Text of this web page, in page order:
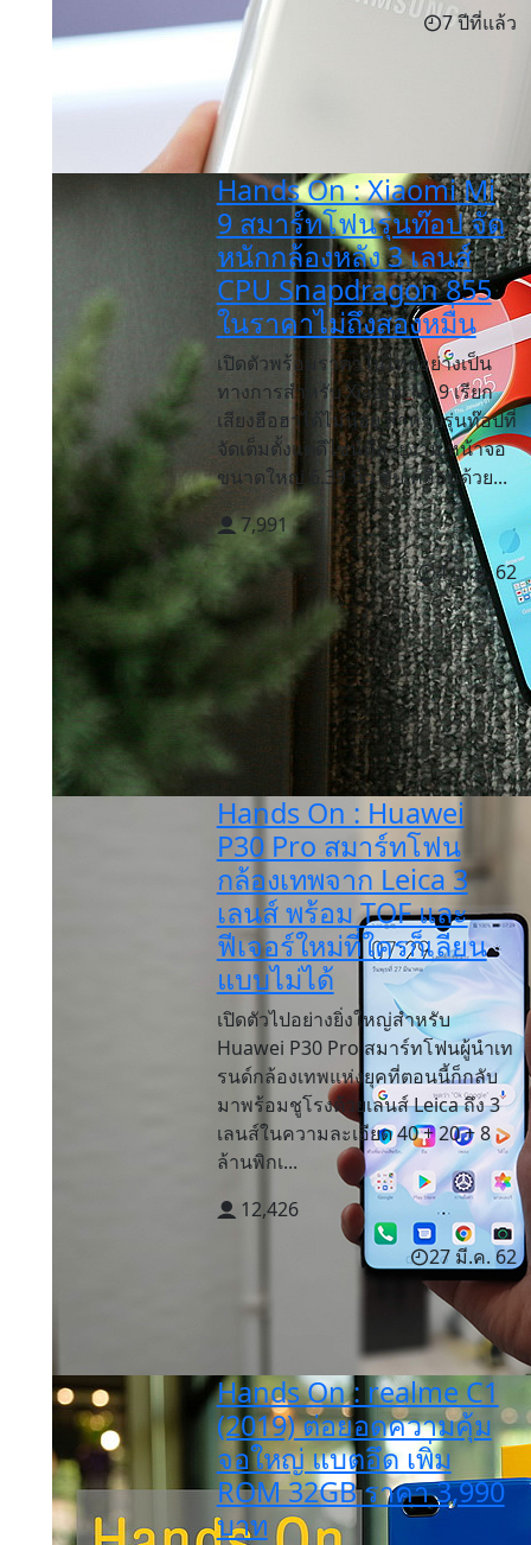
7 ปีที่แล้ว
Hands On : Xiaomi Mi
9 สมาร์ทโฟนรุ่นท๊อป จัด
หนักกล้องหลัง 3 เลนส์
CPU Snapdragon 855
ในราคาไม่ถึงสองหมื่น
เปิดตัวพร้อมราคาในไทยอย่างเป็น
ทางการสำหรับ Xiaomi Mi 9 เรียก
เสียงฮือฮาได้ไม่น้อย สำหรับรุ่นท๊อปที่
จัดเต็มตั้งแต่ดีไซน์ที่สวยงาม หน้าจอ
ขนาดใหญ่ 6.39 นิ้ว ขับเคลื่อนด้วย...
7,991
4 เม.ย. 62
Hands On : Huawei
P30 Pro สมาร์ทโฟน
กล้องเทพจาก Leica 3
เลนส์ พร้อม TOF และ
ฟีเจอร์ใหม่ที่ใครก็เลียน
แบบไม่ได้
เปิดตัวไปอย่างยิ่งใหญ่สำหรับ
Huawei P30 Pro สมาร์ทโฟนผู้นำเท
รนด์กล้องเทพแห่งยุคที่ตอนนี้ก็กลับ
มาพร้อมชูโรงด้วยเลนส์ Leica ถึง 3
เลนส์ในความละเอียด 40 + 20 + 8
ล้านพิกเ...
12,426
27 มี.ค. 62
Hands On : realme C1
(2019) ต่อยอดความคุ้ม
จอใหญ่ แบตอึด เพิ่ม
ROM 32GB ราคา 3,990
บาท